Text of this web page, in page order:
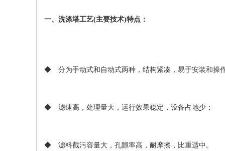
一、洗涤塔工艺(主要技术)特点：
◆ 分为手动式和自动式两种，结构紧凑，易于安装和操
◆ 滤速高，处理量大，运行效果稳定，设备占地少；
◆ 滤料截污容量大，孔隙率高，耐摩擦，比重适中。